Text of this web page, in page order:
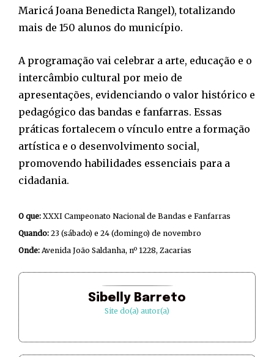
Maricá Joana Benedicta Rangel), totalizando
mais de 150 alunos do município.
A programação vai celebrar a arte, educação e o
intercâmbio cultural por meio de
apresentações, evidenciando o valor histórico e
pedagógico das bandas e fanfarras. Essas
práticas fortalecem o vínculo entre a formação
artística e o desenvolvimento social,
promovendo habilidades essenciais para a
cidadania.
O que: XXXI Campeonato Nacional de Bandas e Fanfarras
Quando: 23 (sábado) e 24 (domingo) de novembro
Onde: Avenida João Saldanha, nº 1228, Zacarias
Sibelly Barreto
Site do(a) autor(a)